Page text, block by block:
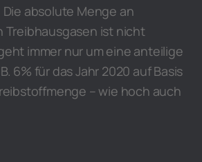
absolute Menge an
Treibhausgasen ist nicht
immer nur um eine anteilige
6% für das Jahr 2020 auf Basis
– wie hoch auch